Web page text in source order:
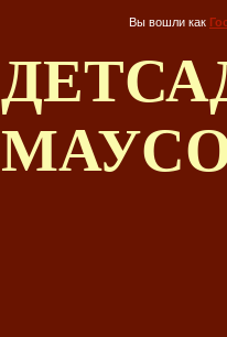
Вы вошли как